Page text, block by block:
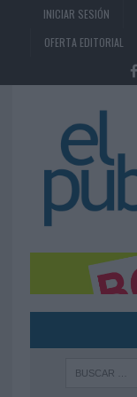
INICIAR SESIÓN
OFERTA EDITORIAL